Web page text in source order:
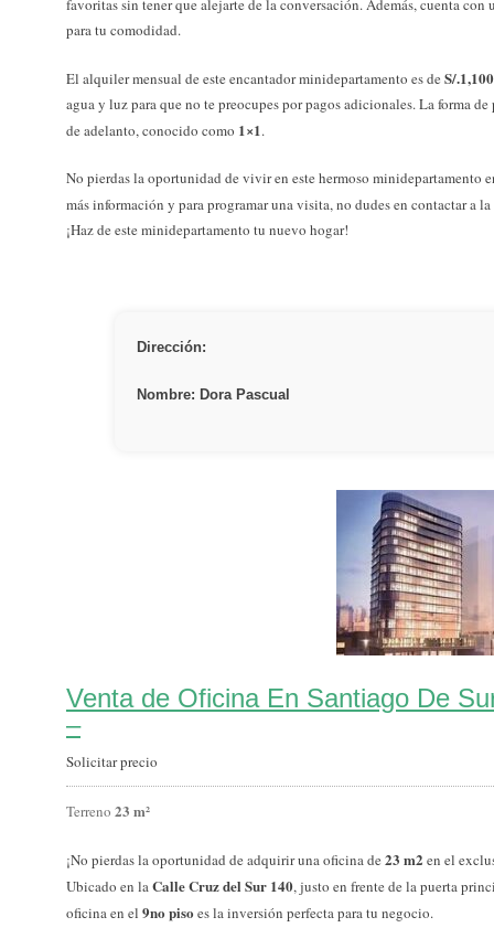
favoritas sin tener que alejarte de la conversación. Además, cuenta
para tu comodidad.
El alquiler mensual de este encantador minidepartamento es de S/.1,100
agua y luz para que no te preocupes por pagos adicionales. La forma
de adelanto, conocido como 1×1.
No pierdas la oportunidad de vivir en este hermoso minidepartamento
más información y para programar una visita, no dudes en contactar a
¡Haz de este minidepartamento tu nuevo hogar!
Dirección:
Nombre: Dora Pascual
Venta de Oficina En Santiago De
–
Solicitar precio
Terreno 23 m²
¡No pierdas la oportunidad de adquirir una oficina de 23 m2 en el
Ubicado en laCalle Cruz del Sur 140, justo en frente de la puerta
oficina en el 9no piso es la inversión perfecta para tu negocio.